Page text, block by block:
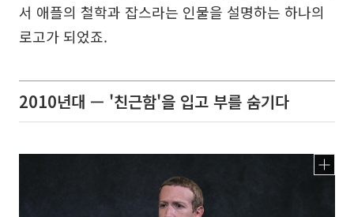
서 애플의 철학과 잡스라는 인물을 설명하는 하나의
로고가 되었죠.
2010년대 — '친근함'을 입고 부를 숨기다